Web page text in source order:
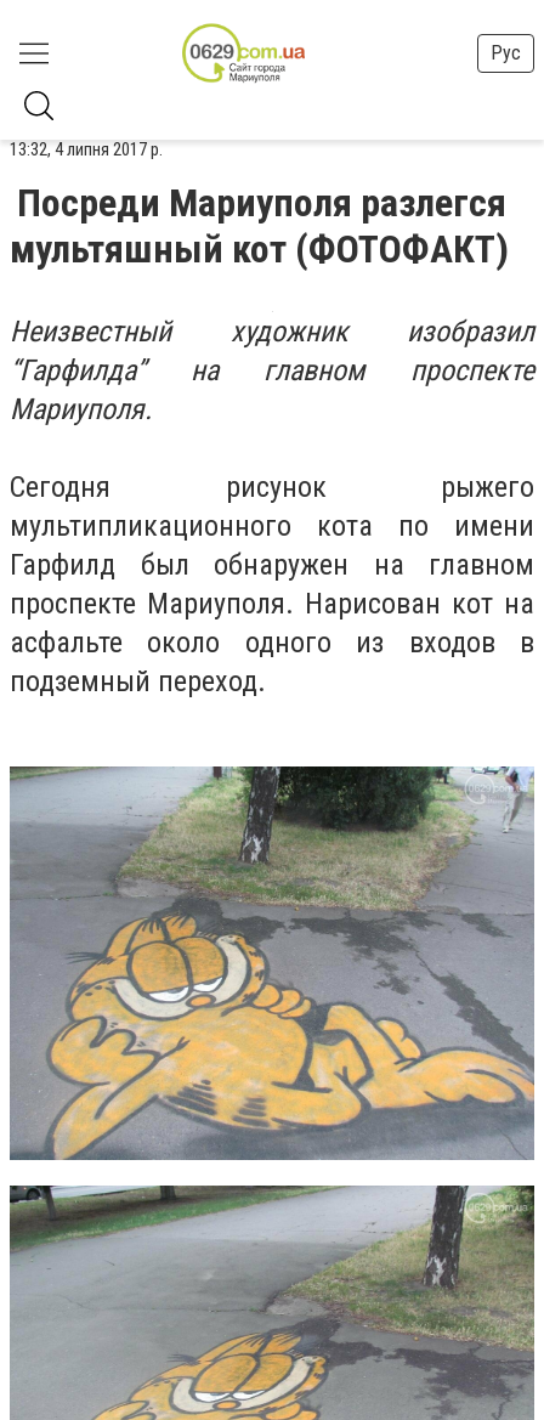
Рус
13:32, 4 липня 2017 р.
Посреди Мариуполя разлегся
мультяшный кот (ФОТОФАКТ)
Неизвестный художник изобразил
“Гарфилда” на главном проспекте
Мариуполя.
Сегодня рисунок рыжего
мультипликационного кота по имени
Гарфилд был обнаружен на главном
проспекте Мариуполя. Нарисован кот на
асфальте около одного из входов в
подземный переход.